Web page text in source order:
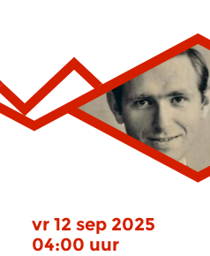
vr 12 sep 2025
04:00 uur